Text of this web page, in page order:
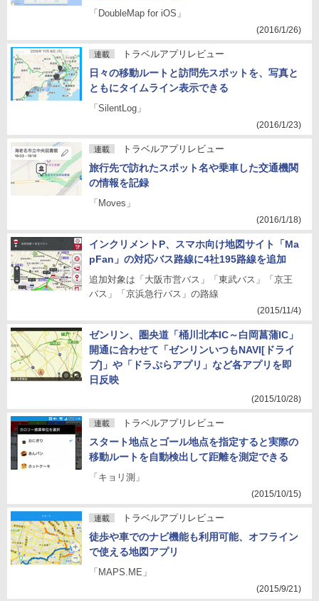
「DoubleMap for iOS」
(2016/1/26)
連載 トラベルアプリレビュー
日々の移動ルートと訪問先スポットを、写真と
ともにタイムライン表示できる
「SilentLog」
(2016/1/23)
連載 トラベルアプリレビュー
旅行先で訪れたスポット名や乗車した交通機関
の情報を記録
「Moves」
(2016/1/18)
インクリメントP、スマホ向け地図サイト「Ma
pFan」の対応バス路線に4社195路線を追加
追加対象は「大阪市営バス」「東武バス」「京王
バス」「京浜急行バス」の路線
(2015/11/4)
ゼンリン、圏央道「桶川北本IC～白岡菖蒲IC」
開通に合わせて「ゼンリンいつもNAVI[ドライ
ブ]」や「ドラぷらアプリ」など各アプリを即
日反映
(2015/10/28)
連載 トラベルアプリレビュー
スタート地点とゴール地点を指定すると実際の
移動ルートを自動検出して距離を測定できる
「キョリ測」
(2015/10/15)
連載 トラベルアプリレビュー
徒歩や車でのナビ機能も利用可能、オフライン
で使える地図アプリ
「MAPS.ME」
(2015/9/21)